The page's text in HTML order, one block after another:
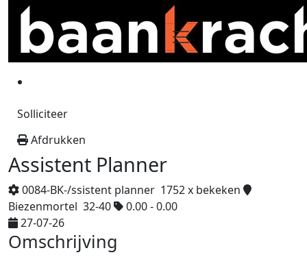
Solliciteer
Afdrukken
Assistent Planner
0084-BK-/ssistent planner 1752 x bekeken
Biezenmortel 32-40
0.00 - 0.00
27-07-26
Omschrijving